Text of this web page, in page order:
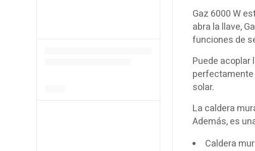
Gaz 6000 W
abra la llave,
funciones de
Puede acoplar
perfectamente
solar.
La caldera
Además, es
Caldera